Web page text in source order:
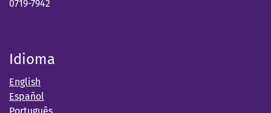
0719-7942
Idioma
English
Español